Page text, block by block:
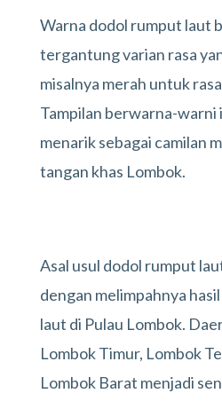
Warna dodol rumput laut
tergantung varian rasa
misalnya merah untuk
Tampilan berwarna-warni
menarik sebagai camilan
tangan khas Lombok.
Asal usul dodol rumput
dengan melimpahnya
laut di Pulau Lombok.
Lombok Timur, Lombok
Lombok Barat menjadi